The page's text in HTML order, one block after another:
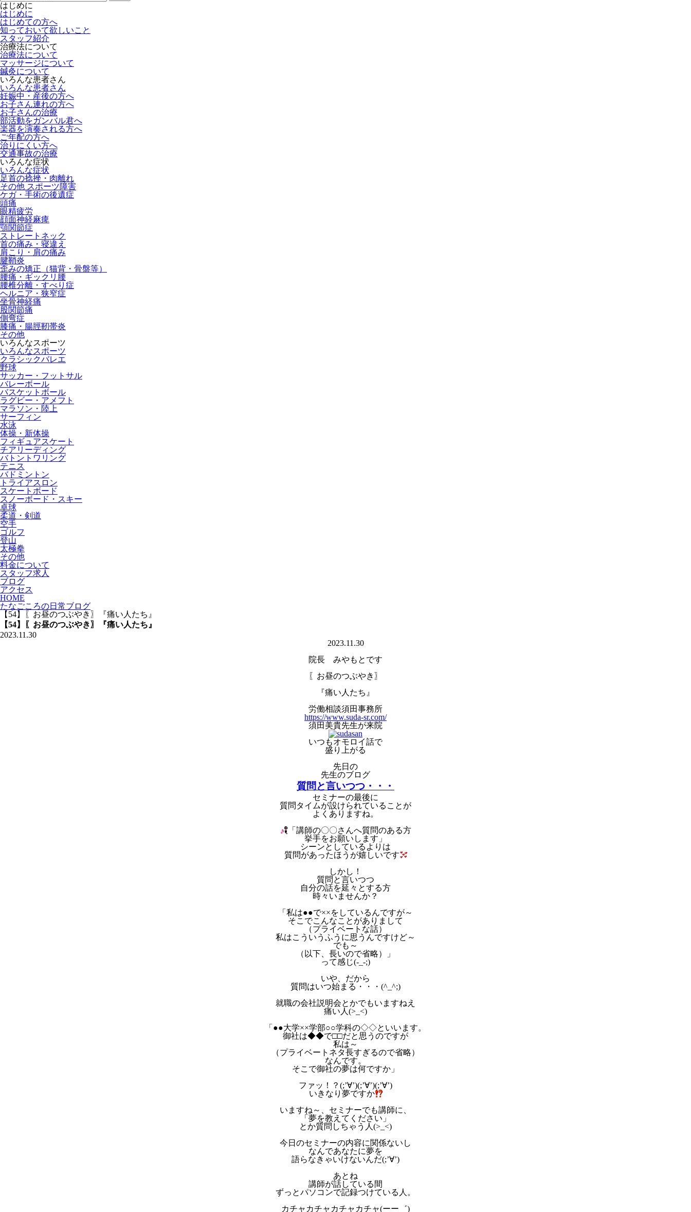
はじめに
はじめに
はじめての方へ
知っておいて欲しいこと
スタッフ紹介
治療法について
治療法について
マッサージについて
鍼灸について
いろんな患者さん
いろんな患者さん
妊娠中・産後の方へ
お子さん連れの方へ
お子さんの治療
部活動をガンバル君へ
楽器を演奏される方へ
ご年配の方へ
治りにくい方へ
交通事故の治療
いろんな症状
いろんな症状
足首の捻挫・肉離れ
その他 スポーツ障害
ケガ・手術の後遺症
頭痛
眼精疲労
顔面神経麻痺
顎関節症
ストレートネック
首の痛み・寝違え
肩こり・肩の痛み
腱鞘炎
歪みの矯正（猫背・骨盤等）
腰痛・ギックリ腰
腰椎分離・すべり症
ヘルニア・狭窄症
坐骨神経痛
股関節痛
側弯症
膝痛・腸脛靭帯炎
その他
いろんなスポーツ
いろんなスポーツ
クラシックバレエ
野球
サッカー・フットサル
バレーボール
バスケットボール
ラグビー・アメフト
マラソン・陸上
サーフィン
水泳
体操・新体操
フィギュアスケート
チアリーディング
バトントワリング
テニス
バドミントン
トライアスロン
スケートボード
スノーボード・スキー
卓球
柔道・剣道
空手
ゴルフ
登山
太極拳
その他
料金について
スタッフ求人
ブログ
アクセス
HOME
たなごころの日常ブログ
【54】〖お昼のつぶやき〗『痛い人たち』
【54】〖お昼のつぶやき〗『痛い人たち』
2023.11.30
2023.11.30
院長 みやもとです
〖お昼のつぶやき〗
『痛い人たち』
労働相談須田事務所
https://www.suda-sr.com/
須田美貴先生が来院
いつもオモロイ話で
盛り上がる
先日の
先生のブログ
質問と言いつつ・・・
セミナーの最後に
質問タイムが設けられていることが
よくありますね。
「講師の〇〇さんへ質問のある方
挙手をお願いします」
シーンとしているよりは
質問があったほうが嬉しいです
しかし！
質問と言いつつ
自分の話を延々とする方
時々いませんか？
「私は●●で××をしているんですが～
そこでこんなことがありまして
（プライベートな話）
私はこういうふうに思うんですけど～
でも～
（以下、長いので省略）」
って感じ(-_-;)
いや、だから
質問はいつ始まる・・・(^_^;)
就職の会社説明会とかでもいますねえ
痛い人(>_<)
「●●大学××学部○○学科の◇◇といいます。
御社は◆◆で□□だと思うのですが
私は～
（プライベートネタ長すぎるので省略）
なんです。
そこで御社の夢は何ですか」
ファッ！？(;’∀’)(;’∀’)(;’∀’)
いきなり夢ですか
いますね～、セミナーでも講師に、
「夢を教えてください」
とか質問しちゃう人(>_<)
今日のセミナーの内容に関係ないし
なんであなたに夢を
語らなきゃいけないんだ(;’∀’)
あとね
講師が話している間
ずっとパソコンで記録つけている人。
カチャカチャカチャカチャ(ーー゛)